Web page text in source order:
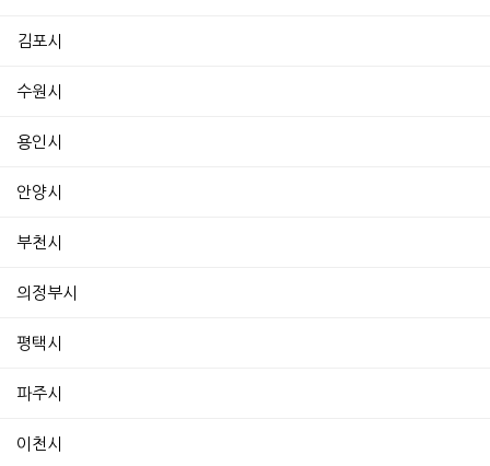
김포시
수원시
용인시
안양시
부천시
의정부시
평택시
파주시
이천시